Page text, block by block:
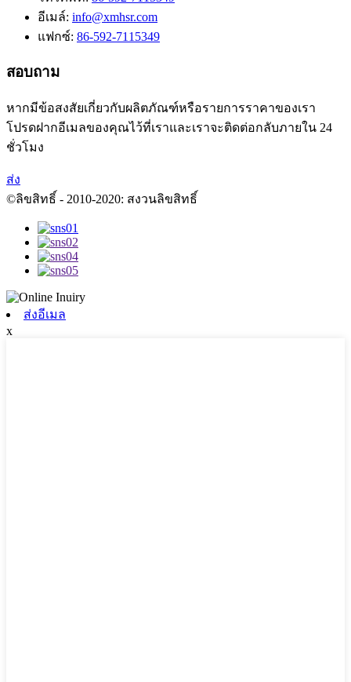
อีเมล์: info@xmhsr.com
แฟกซ์: 86-592-7115349
สอบถาม
หากมีข้อสงสัยเกี่ยวกับผลิตภัณฑ์หรือรายการราคาของเรา
โปรดฝากอีเมลของคุณไว้ที่เราและเราจะติดต่อกลับภายใน 24
ชั่วโมง
ส่ง
©ลิขสิทธิ์ - 2010-2020: สงวนลิขสิทธิ์
ส่งอีเมล
x